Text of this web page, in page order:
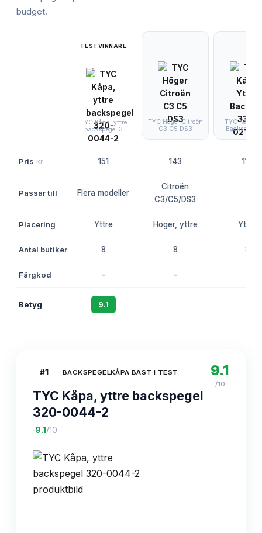
budget.
TESTVINNARE
TYC Kåpa, yttre
backspegel 3
TYC Höger Citroën
C3 C5 DS3
TYC Kåpa
Backspegel
Pris kr 151 143 117
Passar till Flera modeller
Citroën
C3/C5/DS3
Placering Yttre Höger, yttre Yttre
Antal butiker 8 8 8
Färgkod - -
Betyg 9.1
#1 BACKSPEGELKÅPA BÄST I TEST
TYC Kåpa, yttre backspegel
320-0044-2
·9.1 /10
9.1
/10